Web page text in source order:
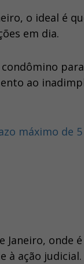
o ideal é
em dia.
ao
Janeiro, onde
à ação judicial.